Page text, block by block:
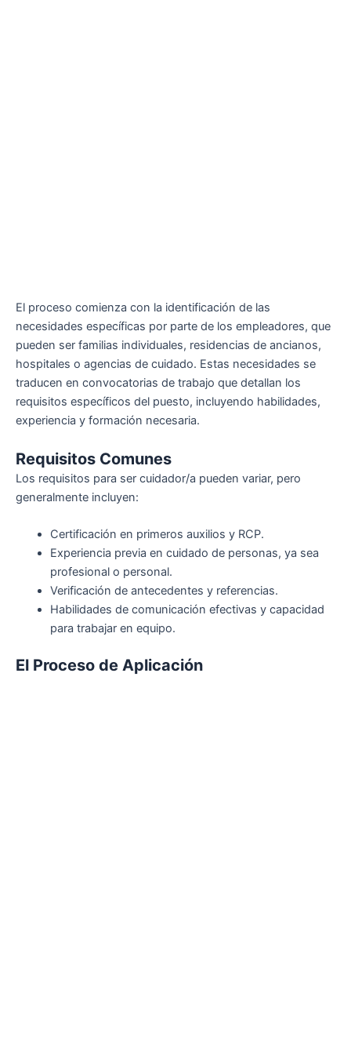
El proceso comienza con la identificación de las
necesidades específicas por parte de los empleadores, que
pueden ser familias individuales, residencias de ancianos,
hospitales o agencias de cuidado. Estas necesidades se
traducen en convocatorias de trabajo que detallan los
requisitos específicos del puesto, incluyendo habilidades,
experiencia y formación necesaria.
Requisitos Comunes
Los requisitos para ser cuidador/a pueden variar, pero
generalmente incluyen:
Certificación en primeros auxilios y RCP.
Experiencia previa en cuidado de personas, ya sea
profesional o personal.
Verificación de antecedentes y referencias.
Habilidades de comunicación efectivas y capacidad
para trabajar en equipo.
El Proceso de Aplicación